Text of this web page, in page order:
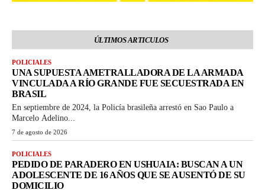
ÚLTIMOS ARTICULOS
POLICIALES
UNA SUPUESTA AMETRALLADORA DE LA ARMADA
VINCULADA A RÍO GRANDE FUE SECUESTRADA EN
BRASIL
En septiembre de 2024, la Policía brasileña arrestó en Sao Paulo a
Marcelo Adelino...
7 de agosto de 2026
POLICIALES
PEDIDO DE PARADERO EN USHUAIA: BUSCAN A UN
ADOLESCENTE DE 16 AÑOS QUE SE AUSENTÓ DE SU
DOMICILIO